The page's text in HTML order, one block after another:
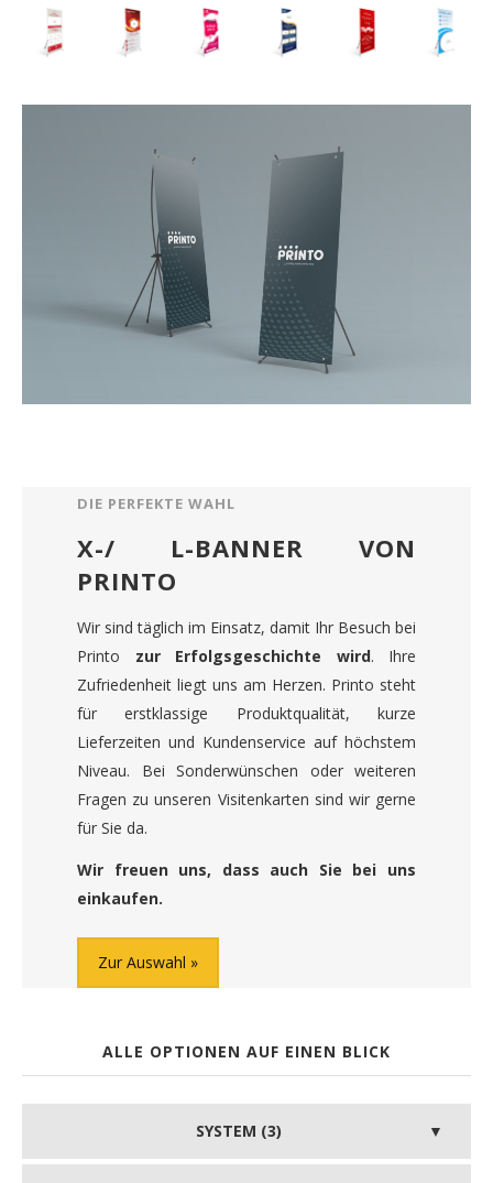
DIE PERFEKTE WAHL
X-/ L-BANNER VON
PRINTO
Wir sind täglich im Einsatz, damit Ihr Besuch bei
Printo zur Erfolgsgeschichte wird. Ihre
Zufriedenheit liegt uns am Herzen. Printo steht
für erstklassige Produktqualität, kurze
Lieferzeiten und Kundenservice auf höchstem
Niveau. Bei Sonderwünschen oder weiteren
Fragen zu unseren Visitenkarten sind wir gerne
für Sie da.
Wir freuen uns, dass auch Sie bei uns
einkaufen.
Zur Auswahl
ALLE OPTIONEN AUF EINEN BLICK
SYSTEM (3)